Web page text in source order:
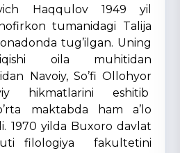
Haqqulov 1949 yil
tumanidagi Talija
tug’ilgan. Uning
oila muhitidan
Navoiy, So’fi Ollohyor
hikmatlarini eshitib
maktabda ham a’lo
1970 yilda Buxoro davlat
filologiya fakultetini